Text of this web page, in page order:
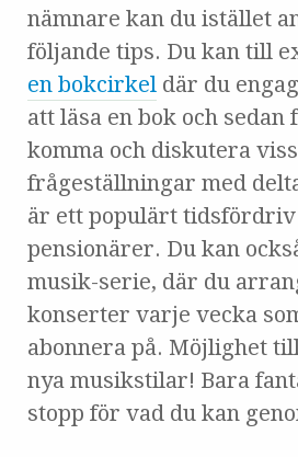
nämnare kan du istället
följande tips. Du kan till
en bokcirkel där du
att läsa en bok och
komma och diskutera
frågeställningar med
är ett populärt tidsfördriv
pensionärer. Du kan
musik-serie, där du
konserter varje vecka
abonnera på. Möjlighet
nya musikstilar! Bara
stopp för vad du kan